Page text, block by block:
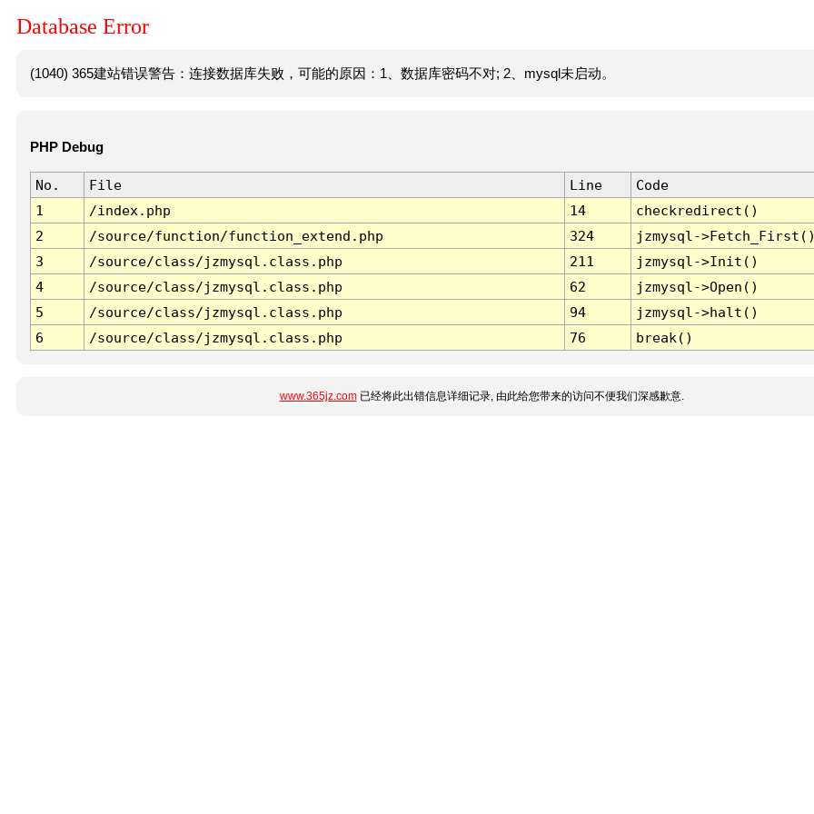
Database Error
(1040) 365建站错误警告：连接数据库失败，可能的原因：1、数据库密码不对; 2、mysql未启动。
PHP Debug
No. File Line
Code
1
/index.php 14
checkredirect()
2
/source/function/function_extend.php 324
jzmysql-
3
/source/class/jzmysql.class.php 211
jzmysql->Init()
4
/source/class/jzmysql.class.php 62
jzmysql->Open()
5
/source/class/jzmysql.class.php 94
jzmysql->halt()
6
/source/class/jzmysql.class.php 76 break()
www.365jz.com已经将此出错信息详细记录, 由此给您带来的访问不便我们深感歉意.